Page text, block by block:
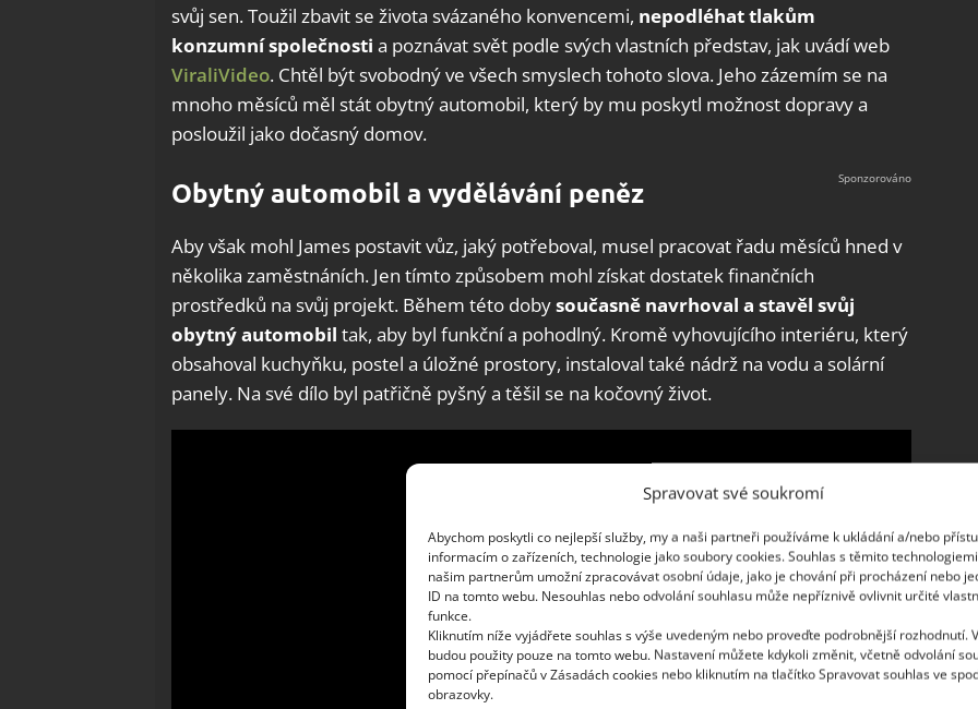
Spravovat své soukromí
Abychom poskytli co nejlepší služby, my a naši partneři používáme k ukládání a/nebo
informacím o zařízeních, technologie jako soubory cookies. Souhlas s těmito
našim partnerům umožní zpracovávat osobní údaje, jako je chování při procházení nebo
ID na tomto webu. Nesouhlas nebo odvolání souhlasu může nepříznivě ovlivnit určité
funkce.
Kliknutím níže vyjádřete souhlas s výše uvedeným nebo proveďte podrobnější rozhodnutí.
budou použity pouze na tomto webu. Nastavení můžete kdykoli změnit, včetně odvolání
pomocí přepínačů v Zásadách cookies nebo kliknutím na tlačítko Spravovat souhlas ve
obrazovky.
svůj sen. Toužil zbavit se života svázaného konvencemi, nepodléhat tlakům
konzumní společnosti a poznávat svět podle svých vlastních představ, jak uvádí web
ViraliVideo. Chtěl být svobodný ve všech smyslech tohoto slova. Jeho zázemím se na
mnoho měsíců měl stát obytný automobil, který by mu poskytl možnost dopravy a
posloužil jako dočasný domov.
Obytný automobil a vydělávání peněz
Aby však mohl James postavit vůz, jaký potřeboval, musel pracovat řadu měsíců hned v
několika zaměstnáních. Jen tímto způsobem mohl získat dostatek finančních
prostředků na svůj projekt. Během této dobysoučasně navrhoval a stavěl svůj
obytný automobil tak, aby byl funkční a pohodlný. Kromě vyhovujícího interiéru, který
obsahoval kuchyňku, postel a úložné prostory, instaloval také nádrž na vodu a solární
panely. Na své dílo byl patřičně pyšný a těšil se na kočovný život.